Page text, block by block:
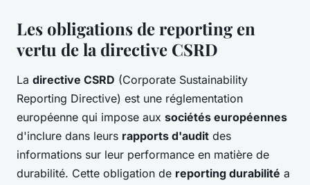
Les obligations de reporting en
vertu de la directive CSRD
La directive CSRD (Corporate Sustainability
Reporting Directive) est une réglementation
européenne qui impose aux sociétés européennes
d'inclure dans leurs rapports d'audit des
informations sur leur performance en matière de
durabilité. Cette obligation de reporting durabilité a